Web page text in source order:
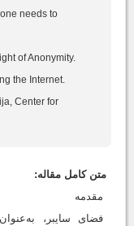
needs to
of Anonymity.
the Internet.
Center for
متن کامل مقاله:
مقدمه
فضای سایبر،